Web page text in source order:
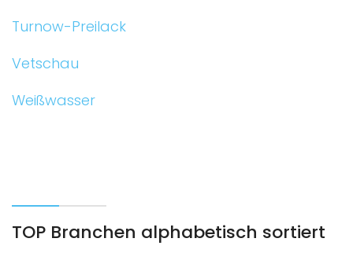
Turnow-Preilack
Vetschau
Weißwasser
TOP Branchen alphabetisch sortiert